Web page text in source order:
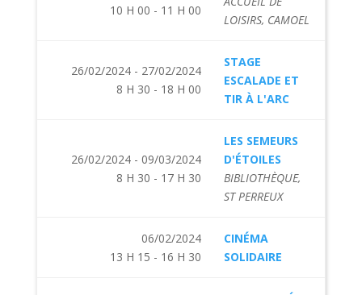
10 H 00 - 11 H 00
LOISIRS, CAMOEL
26/02/2024 - 27/02/2024
8 H 30 - 18 H 00
STAGE
ESCALADE ET
TIR À L'ARC
26/02/2024 - 09/03/2024
8 H 30 - 17 H 30
LES SEMEURS
D'ÉTOILES
BIBLIOTHÈQUE,
ST PERREUX
06/02/2024
13 H 15 - 16 H 30
CINÉMA
SOLIDAIRE